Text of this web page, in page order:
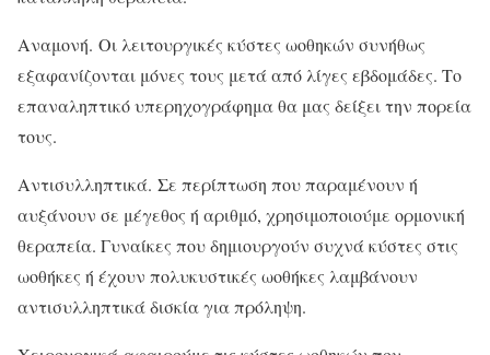
Αναμονή. Οι λειτουργικές κύστες ωοθηκών συνήθως
εξαφανίζονται μόνες τους μετά από λίγες εβδομάδες. Το
επαναληπτικό υπερηχογράφημα θα μας δείξει την πορεία
τους.
Αντισυλληπτικά. Σε περίπτωση που παραμένουν ή
αυξάνουν σε μέγεθος ή αριθμό, χρησιμοποιούμε ορμονική
θεραπεία. Γυναίκες που δημιουργούν συχνά κύστες στις
ωοθήκες ή έχουν πολυκυστικές ωοθήκες λαμβάνουν
αντισυλληπτικά δισκία για πρόληψη.